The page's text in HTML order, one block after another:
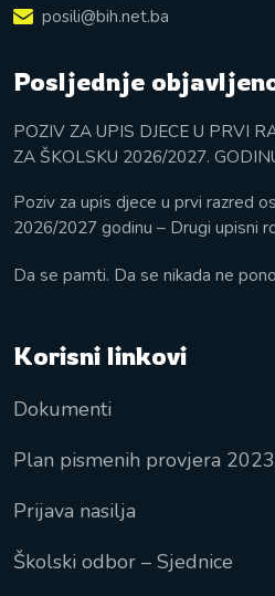
posili@bih.net.ba
Posljednje
POZIV ZA UPIS DJECE U PRVI
ZA ŠKOLSKU 2026/2027.
Poziv za upis djece u prvi razred
2026/2027 godinu – Drugi upisni
Da se pamti. Da se nikada ne
Korisni linkovi
Dokumenti
Plan pismenih provjera
Prijava nasilja
Školski odbor – Sjednice